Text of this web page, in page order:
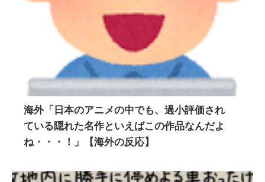
海外「日本のアニメの中でも、過小評価され
ている隠れた名作といえばこの作品なんだよ
ね・・・！」【海外の反応】